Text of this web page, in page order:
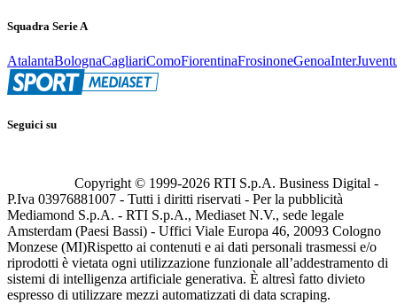
Squadra Serie A
AtalantaBolognaCagliariComoFiorentinaFrosinoneGenoaInter
Seguici su
Copyright © 1999-2026 RTI S.p.A. Business Digital -
P.Iva 03976881007 - Tutti i diritti riservati - Per la pubblicità
Mediamond S.p.A. - RTI S.p.A., Mediaset N.V., sede legale
Amsterdam (Paesi Bassi) - Uffici Viale Europa 46, 20093 Cologno
Monzese (MI)Rispetto ai contenuti e ai dati personali trasmessi e/o
riprodotti è vietata ogni utilizzazione funzionale all’addestramento di
sistemi di intelligenza artificiale generativa. È altresì fatto divieto
espresso di utilizzare mezzi automatizzati di data scraping.